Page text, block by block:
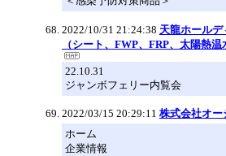
2022/10/31 21:24:38 天龍ホール
（シート、FWP、FRP、太陽熱温
22.10.31
ジャンボフェリー内覧会
2022/03/15 20:29:11 株式会社オー
ホーム
企業情報